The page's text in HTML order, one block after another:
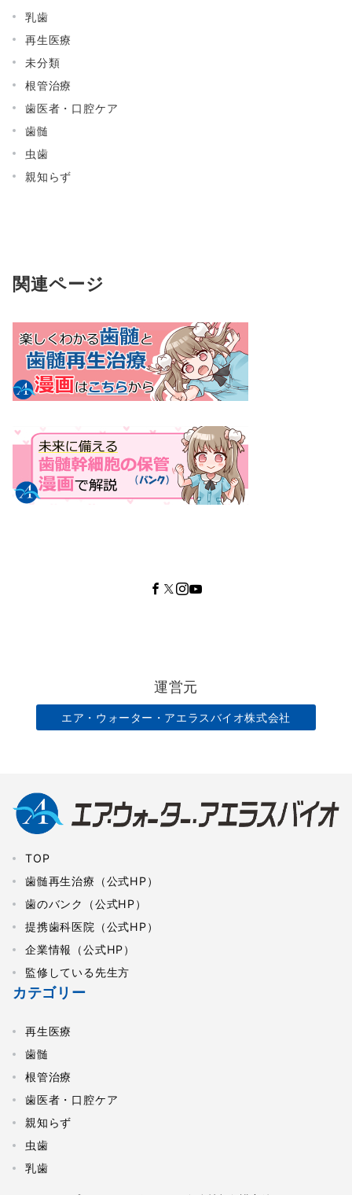
乳歯
再生医療
未分類
根管治療
歯医者・口腔ケア
歯髄
虫歯
親知らず
関連ページ
運営元
エア・ウォーター・アエラスバイオ株式会社
TOP
歯髄再生治療（公式HP）
歯のバンク（公式HP）
提携歯科医院（公式HP）
企業情報（公式HP）
監修している先生方
カテゴリー
再生医療
歯髄
根管治療
歯医者・口腔ケア
親知らず
虫歯
乳歯